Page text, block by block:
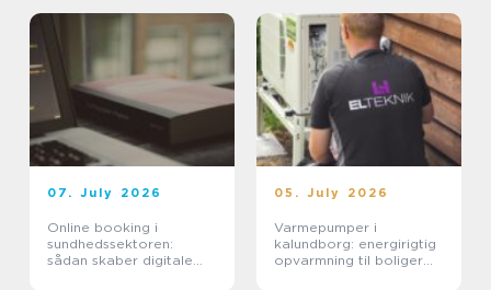
07. July 2026
Online booking i
sundhedssektoren:
sådan skaber digitale
05. July 2026
Varmepumper i
kalundborg: energirigtig
opvarmning til boliger